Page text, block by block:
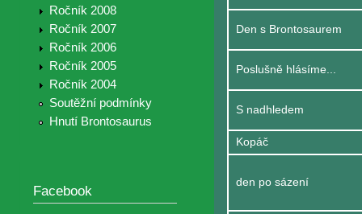
Ročník 2008
Ročník 2007
Ročník 2006
Ročník 2005
Ročník 2004
Soutěžní podmínky
Hnutí Brontosaurus
Facebook
Den s Brontosaurem
Poslušně hlásíme...
S nadhledem
Kopáč
den po sázení